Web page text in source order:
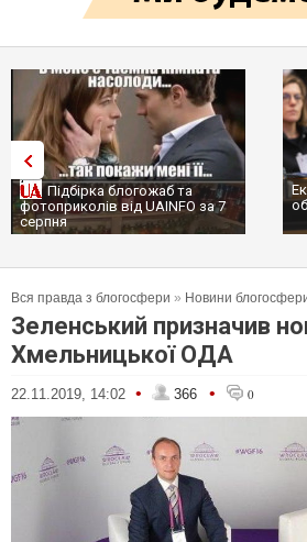
Підбірка блогожаб та
фотоприколів від UAINFO за 7
серпня
Вся правда з блогосфери » Новини
Зеленський призначив
Хмельницької ОДА
22.11.2019, 14:02 • 366 • 0